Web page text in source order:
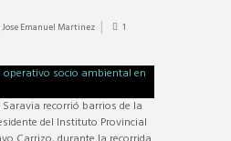
Jose Emanuel Martinez 1
recorrió barrios de la
del Instituto Provincial